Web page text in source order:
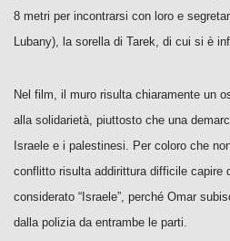
8 metri per incontrarsi con loro e
Lubany), la sorella di Tarek, di cui si è
Nel film, il muro risulta chiaramente un
alla solidarietà, piuttosto che una
Israele e i palestinesi. Per coloro che
conflitto risulta addirittura difficile capire
considerato “Israele”, perché Omar
dalla polizia da entrambe le parti.